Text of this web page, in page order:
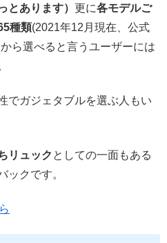
とあります） 更に各モデルご
種類(2021年12月現在、公式
ら選べると言うユーザーには
でガジェタブルを選ぶ人もい
リュック としての一面もある
ックです。